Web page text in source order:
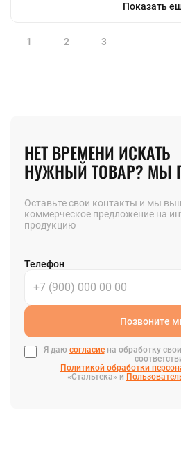
Показать
1 2 3
НЕТ ВРЕМЕНИ ИСКАТЬ
НУЖНЫЙ ТОВАР? МЫ
Оставьте свои контакты и мы
коммерческое предложение на
продукцию
Телефон
Позвоните
Я даю согласиена обработку
Политикой обработки
«Стальтека» и